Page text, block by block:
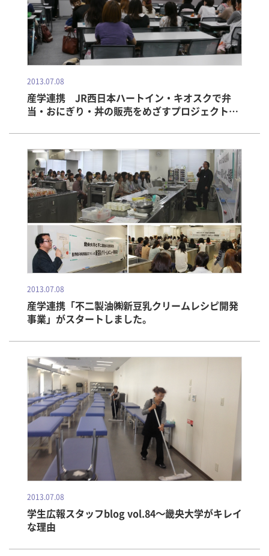
2013.07.08
産学連携 JR西日本ハートイン・キオスクで弁
当・おにぎり・丼の販売をめざすプロジェクトが
2013.07.08
産学連携「不二製油㈱新豆乳クリームレシピ開発
事業」がスタートしました。
2013.07.08
学生広報スタッフblog vol.84～畿央大学がキレイ
な理由